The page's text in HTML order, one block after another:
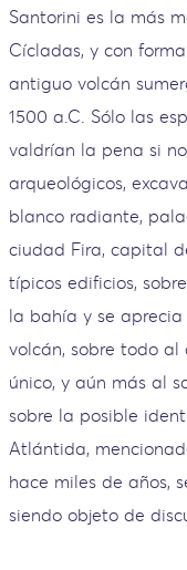
Santorini es la más
Cícladas, y con
antiguo volcán
1500 a.C. Sólo las
valdrían la pena si
arqueológicos,
blanco radiante,
ciudad Fira, capital
típicos edificios,
la bahía y se
volcán, sobre todo al
único, y aún más al
sobre la posible
Atlántida,
hace miles de años,
siendo objeto de